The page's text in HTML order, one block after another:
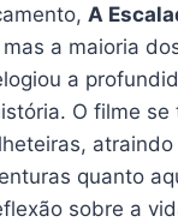
A
a maioria
a
O filme se
quanto
sobre a